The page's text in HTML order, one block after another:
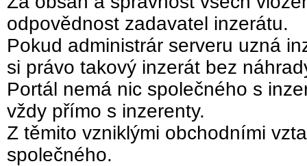
odpovědnost zadavatel inzerátu.
Pokud administrár serveru uzná
si právo takový inzerát bez
Portál nemá nic společného s
vždy přímo s inzerenty.
Z těmito vzniklými obchodními
společného.